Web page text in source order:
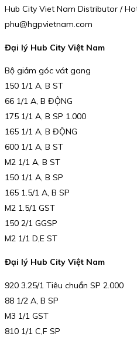
Hub City Viet Nam Distributor /
phu@hgpvietnam.com
Đại lý Hub City Việt Nam
Bộ giảm góc vát gang
150 1/1 A, B ST
66 1/1 A, B ĐỘNG
175 1/1 A, B SP 1.000
165 1/1 A, B ĐỘNG
600 1/1 A, B ST
M2 1/1 A, B ST
150 1/1 A, B SP
165 1.5/1 A, B SP
M2 1.5/1 GST
150 2/1 GGSP
M2 1/1 D,E ST
Đại lý Hub City Việt Nam
920 3.25/1 Tiêu chuẩn SP 2.000
88 1/2 A, B SP
M3 1/1 GST
810 1/1 C,F SP